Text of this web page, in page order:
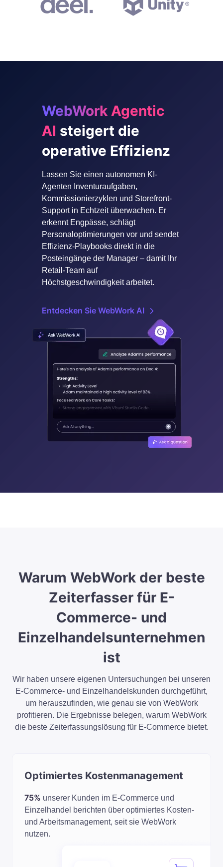
WebWork Agentic
AI steigert die
operative Effizienz
Lassen Sie einen autonomen KI-
Agenten Inventuraufgaben,
Kommissionierzyklen und Storefront-
Support in Echtzeit überwachen. Er
erkennt Engpässe, schlägt
Personaloptimierungen vor und sendet
Effizienz-Playbooks direkt in die
Posteingänge der Manager – damit Ihr
Retail-Team auf
Höchstgeschwindigkeit arbeitet.
Entdecken Sie WebWork AI
Warum WebWork der beste
Zeiterfasser für E-
Commerce- und
Einzelhandelsunternehmen
ist
Wir haben unsere eigenen Untersuchungen bei unseren
E-Commerce- und Einzelhandelskunden durchgeführt,
um herauszufinden, wie genau sie von WebWork
profitieren. Die Ergebnisse belegen, warum WebWork
die beste Zeiterfassungslösung für E-Commerce bietet.
Optimiertes Kostenmanagement
75% unserer Kunden im E-Commerce und
Einzelhandel berichten über optimiertes Kosten-
und Arbeitsmanagement, seit sie WebWork
nutzen.